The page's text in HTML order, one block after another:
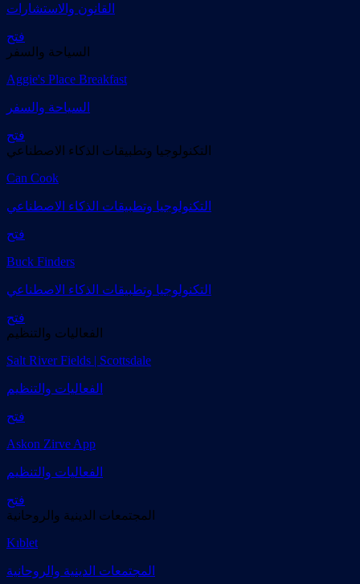
القانون والاستشارات
فتح
السياحة والسفر
Aggie's Place Breakfast
السياحة والسفر
فتح
التكنولوجيا وتطبيقات الذكاء الاصطناعي
Can Cook
التكنولوجيا وتطبيقات الذكاء الاصطناعي
فتح
Buck Finders
التكنولوجيا وتطبيقات الذكاء الاصطناعي
فتح
الفعاليات والتنظيم
Salt River Fields | Scottsdale
الفعاليات والتنظيم
فتح
Askon Zirve App
الفعاليات والتنظيم
فتح
المجتمعات الدينية والروحانية
Kıblet
المجتمعات الدينية والروحانية